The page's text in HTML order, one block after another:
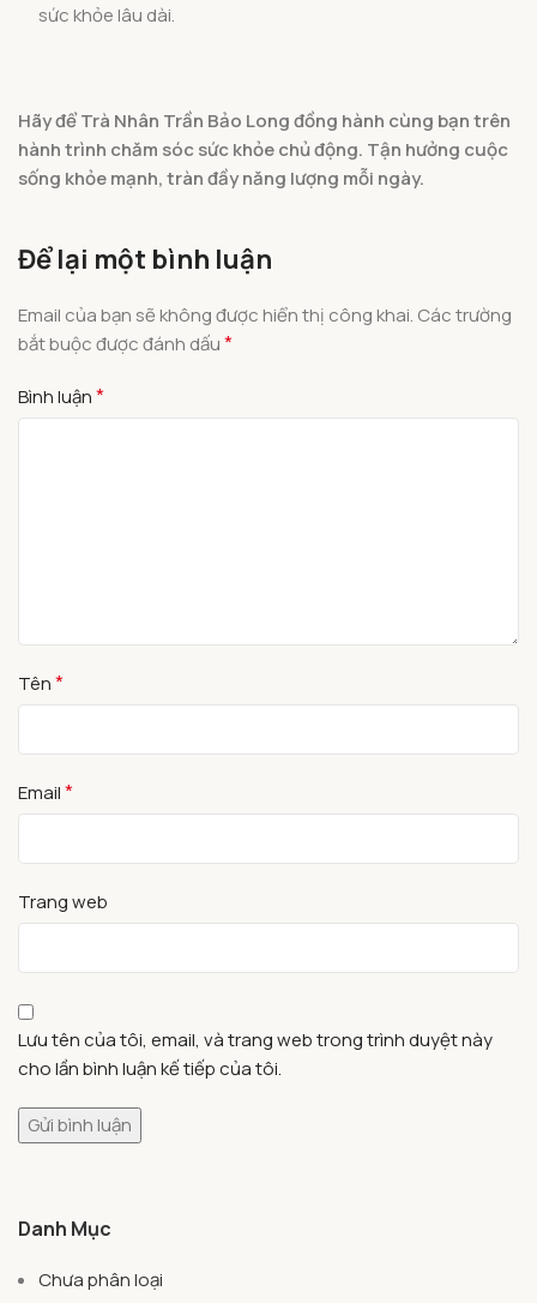
sức khỏe lâu dài.
Hãy để Trà Nhân Trần Bảo Long đồng hành cùng bạn trên
hành trình chăm sóc sức khỏe chủ động. Tận hưởng cuộc
sống khỏe mạnh, tràn đầy năng lượng mỗi ngày.
Để lại một bình luận
Email của bạn sẽ không được hiển thị công khai. Các trường
bắt buộc được đánh dấu*
Bình luận*
Tên*
Email*
Trang web
Lưu tên của tôi, email, và trang web trong trình duyệt này
cho lần bình luận kế tiếp của tôi.
Danh Mục
Chưa phân loại